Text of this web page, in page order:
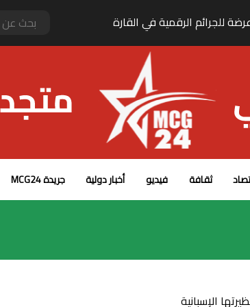
ثقافة فيديو أخبار دولية جريدة MCG24
الإسبانية